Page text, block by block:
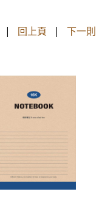
| 回上頁 | 下一則